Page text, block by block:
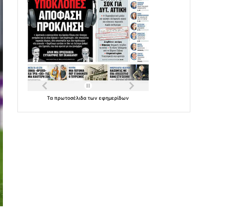
Ταπρωτοσέλιδατωνεφημερίδων